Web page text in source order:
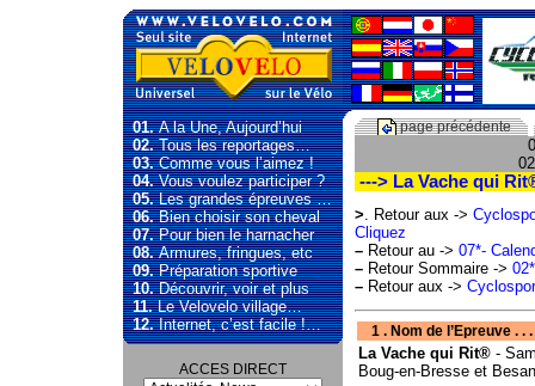
01.A la Une, Aujourd’hui
02.Tous les reportages…
03.Comme vous l’aimez !
04.Vous voulez participer ?
05.Les grandes épreuves …
06.Bien choisir son cheval
07.Pour bien le harnacher
08.Armures, fringues, etc
09.Préparation sportive
10.Découvrir, voir et plus
11.Le Velovelo village…
12.Internet, c’est facile !…
ACCES DIRECT
page précédente
---> La Vache qui
>. Retour aux ->
Cliquez
– Retour au -> 07*-
– Retour Sommaire ->
– Retour aux ->
1 . Nom de l’Epreuve . .
La Vache qui Rit® -
Boug-en-Bresse et